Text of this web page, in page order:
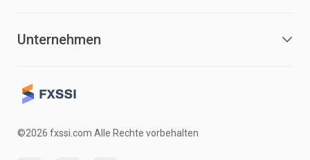
Unternehmen
©2026 fxssi.com Alle Rechte vorbehalten